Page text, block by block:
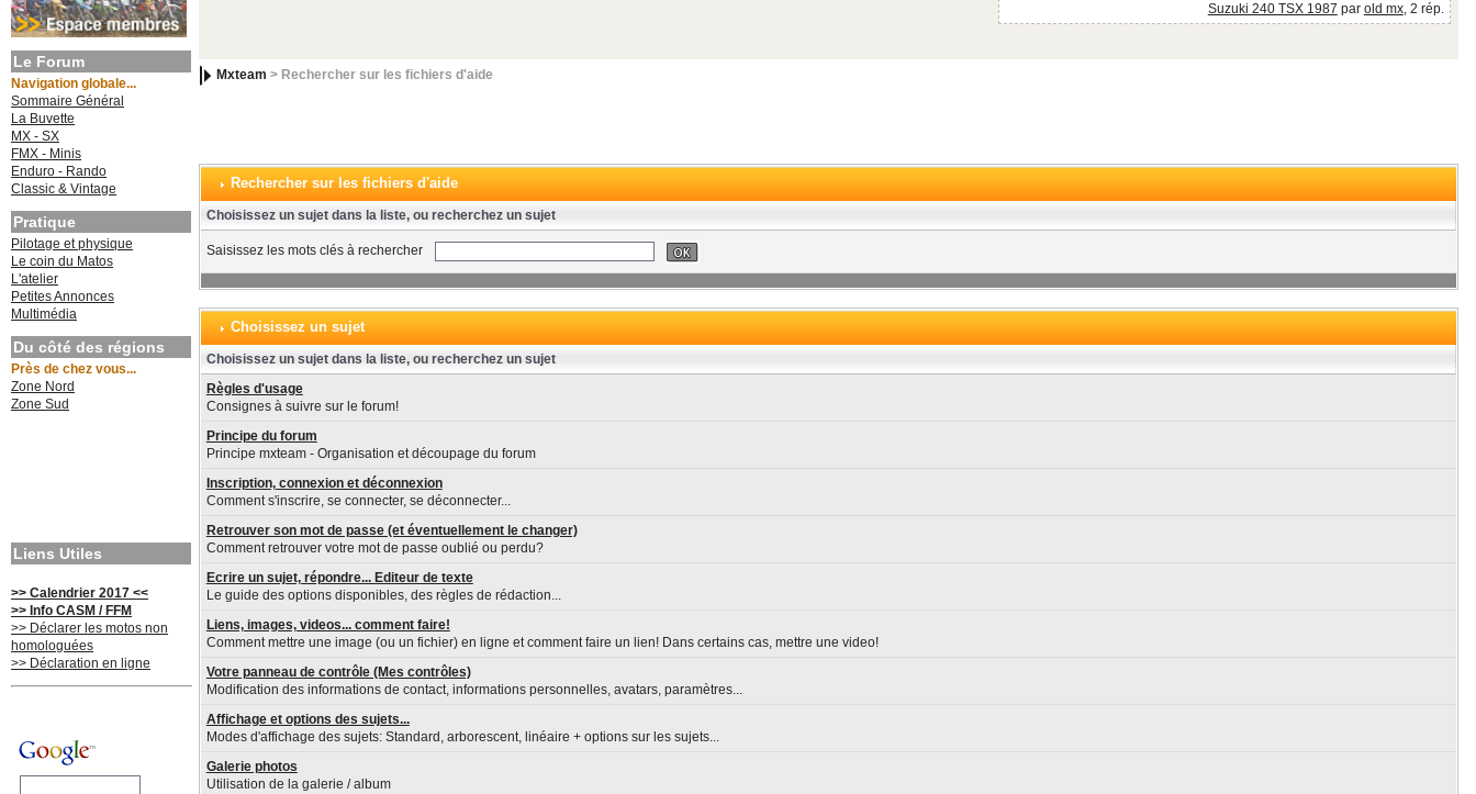
Le Forum
Navigation globale...
Sommaire Général
La Buvette
MX - SX
FMX - Minis
Enduro - Rando
Classic & Vintage
Pratique
Pilotage et physique
Le coin du Matos
L'atelier
Petites Annonces
Multimédia
Du côté des régions
Près de chez vous...
Zone Nord
Zone Sud
Liens Utiles
>> Calendrier 2017 <<
>> Info CASM / FFM
>> Déclarer les motos non
homologuées
>> Déclaration en ligne
Suzuki 240 TSX 1987 par old mx, 2 rép.
Mxteam > Rechercher sur les fichiers d'aide
Rechercher sur les fichiers d'aide
Choisissez un sujet dans la liste, ou recherchez un sujet
Saisissez les mots clés à rechercher
Choisissez un sujet
Choisissez un sujet dans la liste, ou recherchez un sujet
Règles d'usage
Consignes à suivre sur le forum!
Principe du forum
Principe mxteam - Organisation et découpage du forum
Inscription, connexion et déconnexion
Comment s'inscrire, se connecter, se déconnecter...
Retrouver son mot de passe (et éventuellement le changer)
Comment retrouver votre mot de passe oublié ou perdu?
Ecrire un sujet, répondre... Editeur de texte
Le guide des options disponibles, des règles de rédaction...
Liens, images, videos... comment faire!
Comment mettre une image (ou un fichier) en ligne et comment faire un lien! Dans certains cas, mettre une video!
Votre panneau de contrôle (Mes contrôles)
Modification des informations de contact, informations personnelles, avatars, paramètres...
Affichage et options des sujets...
Modes d'affichage des sujets: Standard, arborescent, linéaire + options sur les sujets...
Galerie photos
Utilisation de la galerie / album